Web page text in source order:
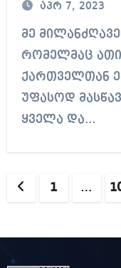
აპრ 7, 2023
მე მილანძღავენ ჩემს ამერიკას,
რომელმაც
ქართველთან
უფასოდ
ყველა და…
1 …